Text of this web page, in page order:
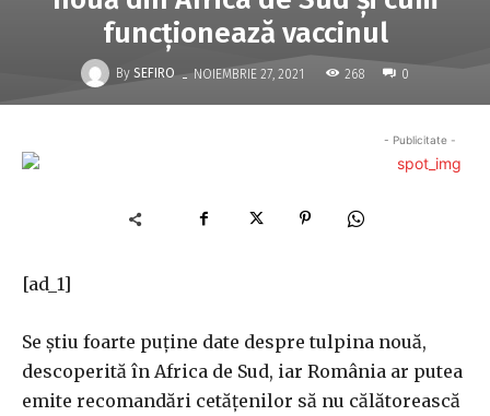
funcţionează vaccinul
By SEFIRO - NOIEMBRIE 27, 2021 268 0
- Publicitate -
[ad_1]
Se ştiu foarte puţine date despre tulpina nouă,
descoperită în Africa de Sud, iar România ar putea
emite recomandări cetăţenilor să nu călătorească